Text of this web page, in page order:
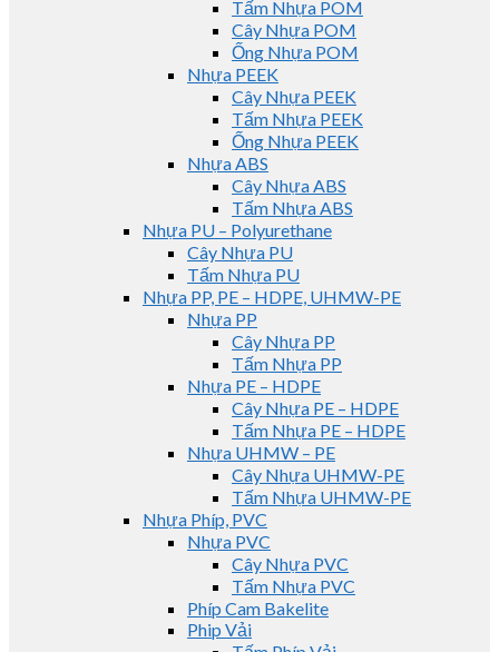
Tấm Nhựa POM
Cây Nhựa POM
Ống Nhựa POM
Nhựa PEEK
Cây Nhựa PEEK
Tấm Nhựa PEEK
Ống Nhựa PEEK
Nhựa ABS
Cây Nhựa ABS
Tấm Nhựa ABS
Nhựa PU – Polyurethane
Cây Nhựa PU
Tấm Nhựa PU
Nhựa PP, PE – HDPE, UHMW-PE
Nhựa PP
Cây Nhựa PP
Tấm Nhựa PP
Nhựa PE – HDPE
Cây Nhựa PE – HDPE
Tấm Nhựa PE – HDPE
Nhựa UHMW – PE
Cây Nhựa UHMW-PE
Tấm Nhựa UHMW-PE
Nhựa Phíp, PVC
Nhựa PVC
Cây Nhựa PVC
Tấm Nhựa PVC
Phíp Cam Bakelite
Phip Vải